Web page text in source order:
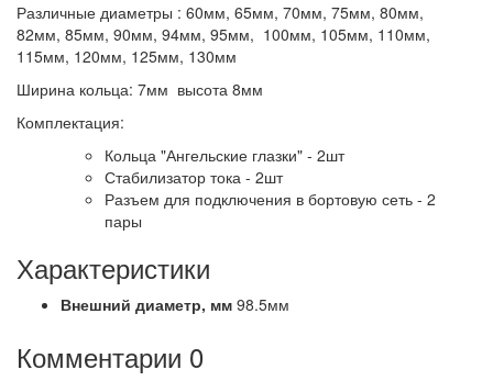
Различные диаметры : 60мм, 65мм, 70мм, 75мм, 80мм,
82мм, 85мм, 90мм, 94мм, 95мм, 100мм, 105мм, 110мм,
115мм, 120мм, 125мм, 130мм
Ширина кольца: 7мм высота 8мм
Комплектация:
Кольца "Ангельские глазки" - 2шт
Стабилизатор тока - 2шт
Разъем для подключения в бортовую сеть - 2
пары
Характеристики
Внешний диаметр, мм 98.5мм
Комментарии 0